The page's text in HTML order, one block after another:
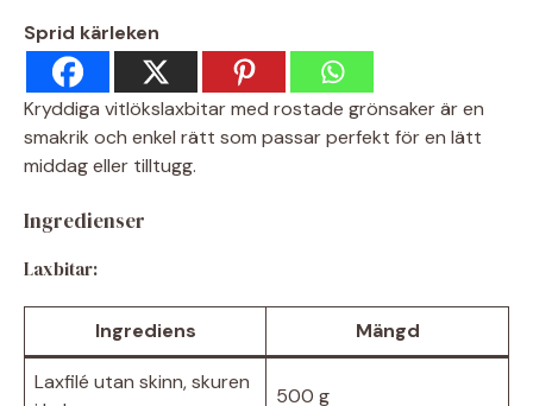
Sprid kärleken
Kryddiga vitlökslaxbitar med rostade grönsaker är en
smakrik och enkel rätt som passar perfekt för en lätt
middag eller tilltugg.
Ingredienser
Laxbitar:
Ingrediens Mängd
Laxfilé utan skinn, skuren
500 g